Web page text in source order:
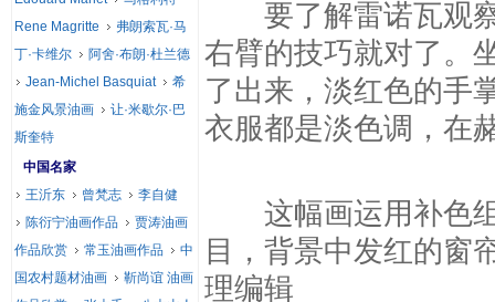
要了解雷诺瓦观察
右臂的技巧就对了。
了出来，淡红色的手
衣服都是淡色调，在
这幅画运用补色组
目，背景中发红的窗
理编辑
Rene Magritte
弗朗索瓦·马
丁·卡维尔
阿舍·布朗·杜兰德
Jean-Michel Basquiat
希
施金风景油画
让·米歇尔·巴
斯奎特
中国名家
王沂东
曾梵志
李自健
陈衍宁油画作品
贾涛油画
作品欣赏
常玉油画作品
中
国农村题材油画
靳尚谊 油画